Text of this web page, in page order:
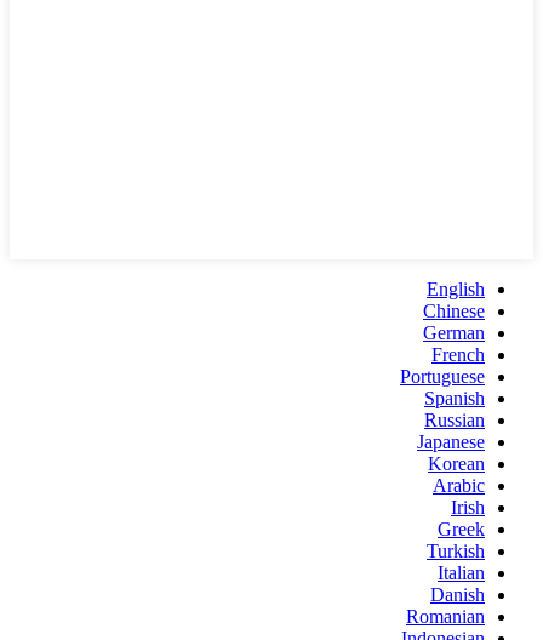
English
Chinese
German
French
Portuguese
Spanish
Russian
Japanese
Korean
Arabic
Irish
Greek
Turkish
Italian
Danish
Romanian